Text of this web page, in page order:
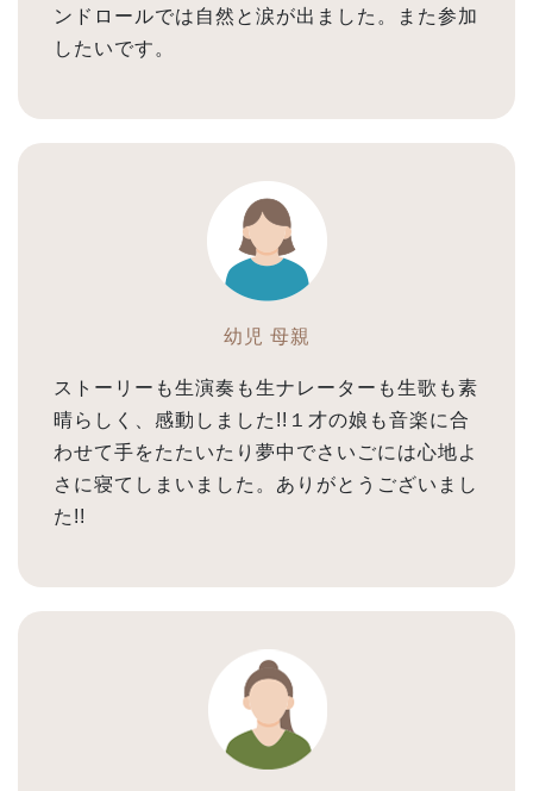
ンドロールでは自然と涙が出ました。また参加
したいです。
幼児 母親
ストーリーも生演奏も生ナレーターも生歌も素
晴らしく、感動しました!!１才の娘も音楽に合
わせて手をたたいたり夢中でさいごには心地よ
さに寝てしまいました。ありがとうございまし
た!!